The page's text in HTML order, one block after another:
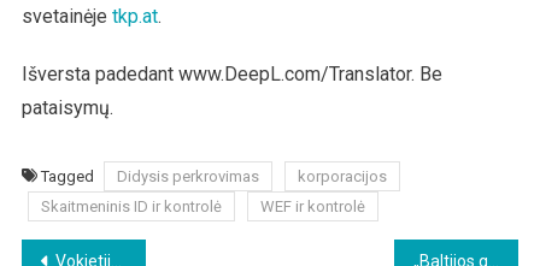
svetainėje tkp.at.
Išversta padedant www.DeepL.com/Translator. Be
pataisymų.
Tagged Didysis perkrovimas
korporacijos
Skaitmeninis ID ir kontrolė
WEF ir kontrolė
Vokietija: Peticija dėl žaliųjų uždraudimo plinta „kaip virusas“